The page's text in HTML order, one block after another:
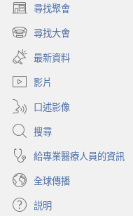
尋找聚會
（開
啟
新
視
窗）
尋找大會
（開
啟
新
視
最新資料
影片
口述影像
搜尋
給專業醫療人員的資訊
全球傳播
説明